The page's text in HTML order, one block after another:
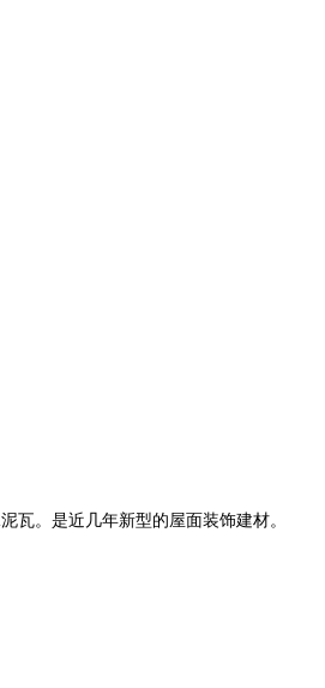
瓦。是近几年新型的屋面装饰建材。